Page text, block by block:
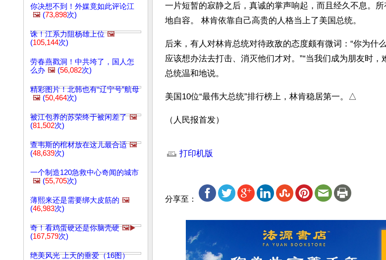
你决想不到！外媒竟如此评论江
🖼️ (73,898次)
诛！江系力阻杨雄上位 🖼️
(105,144次)
劳春燕戳洞！中共垮了，国人怎
么办 🖼️ (56,082次)
精彩图片！北韩也有“辽宁号”航母
🖼️ (50,464次)
被江包养的苏荣终于被闲差了 🖼️
(81,502次)
查韦斯的棺材放在这儿最合适 🖼️
(48,639次)
一个制造120急救中心奇闻的城市
🖼️ (55,705次)
薄熙来还是需要绑大皮筋的 🖼️
(46,983次)
奇！看鸡蛋硬还是你脑壳硬 🖼️▶️
(167,579次)
绝美风光 上天的垂爱（16图）
一片短暂的寂静之后，真诚的掌声响起，而且经久不息。
地自容。 林肯依靠自己高贵的人格当上了美国总统。
后来，有人对林肯总统对待政敌的态度颇有微词：“你为什
应该想办法去打击、消灭他们才对。”“当我们成为朋友时
总统温和地说。
美国10位“最伟大总统”排行榜上，林肯稳居第一。△
（人民报首发）
打印机版
分享至：